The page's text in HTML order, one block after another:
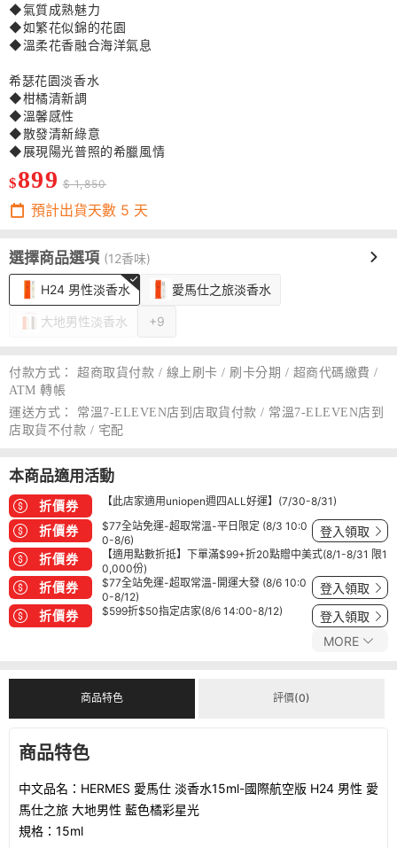
◆氣質成熟魅力
◆如繁花似錦的花園
◆溫柔花香融合海洋氣息
希瑟花園淡香水
◆柑橘清新調
◆溫馨感性
◆散發清新綠意
◆展現陽光普照的希臘風情
$899 $ 1,850
預計出貨天數 5 天
選擇商品選項 (12香味)
H24 男性淡香水 愛馬仕之旅淡香水
大地男性淡香水 +9
付款方式：
超商取貨付款 / 線上刷卡 / 刷卡分期 / 超商代碼繳費 /
ATM 轉帳
運送方式：
常溫7-ELEVEN店到店取貨付款 / 常溫7-ELEVEN店到
店取貨不付款 / 宅配
本商品適用活動
折價券 【此店家適用uniopen週四ALL好運】(7/30-8/31)
折價券
$77全站免運-超取常溫-平日限定 (8/3 10:0
0-8/6)
登入領取
折價券
【適用點數折抵】下單滿$99+折20點贈中美式(8/1-8/31 限1
0,000份)
折價券
$77全站免運-超取常溫-開運大發 (8/6 10:0
0-8/12)
登入領取
折價券 $599折$50指定店家(8/6 14:00-8/12) 登入領取
MORE
商品特色 評價(0)
商品特色
中文品名：HERMES 愛馬仕 淡香水15ml-國際航空版 H24 男性 愛
馬仕之旅 大地男性 藍色橘彩星光
規格： 15ml